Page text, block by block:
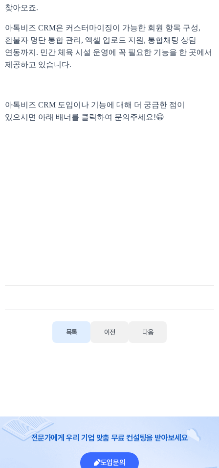
찾아오죠.
아톡비즈 CRM은 커스터마이징이 가능한 회원 항목 구성,
환불자 명단 통합 관리, 엑셀 업로드 지원, 통합채팅 상담
연동까지. 민간 체육 시설 운영에 꼭 필요한 기능을 한 곳에서
제공하고 있습니다.
아톡비즈 CRM 도입이나 기능에 대해 더 궁금한 점이
있으시면 아래 배너를 클릭하여 문의주세요!😀
목록 이전 다음
전문가에게 우리 기업 맞춤 무료 컨설팅을 받아보세요
도입문의